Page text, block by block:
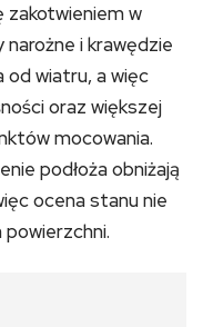
zakotwieniem w
i krawędzie
od wiatru, a więc
oraz większej
mocowania.
podłoża obniżają
ocena stanu nie